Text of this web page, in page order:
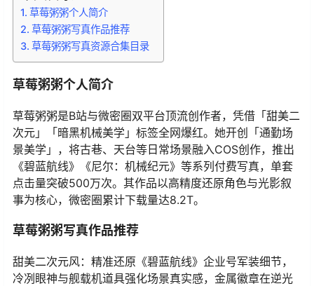
草莓粥粥个人简介
草莓粥粥写真作品推荐
草莓粥粥写真资源合集目录
草莓粥粥个人简介
草莓粥粥是B站与微密圈双平台顶流创作者，凭借「甜美二
次元」「暗黑机械美学」标签全网爆红。她开创「通勤场
景美学」，将古巷、天台等日常场景融入COS创作，推出
《碧蓝航线》《尼尔：机械纪元》等系列付费写真，单套
点击量突破500万次。其作品以高精度还原角色与光影叙
事为核心，微密圈累计下载量达8.2T。
草莓粥粥写真作品推荐
甜美二次元风：精准还原《碧蓝航线》企业号军装细节，
冷冽眼神与舰载机道具强化场景真实感，金属徽章在逆光